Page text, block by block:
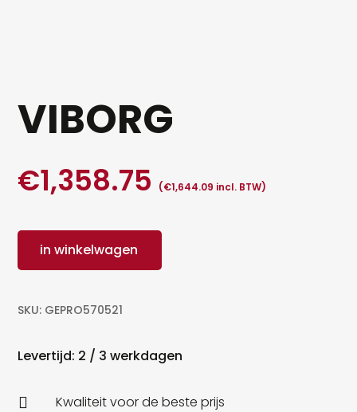
VIBORG
€1,358.75 (€1,644.09 incl. BTW)
in winkelwagen
SKU: GEPRO570521
Levertijd: 2 / 3 werkdagen
 Kwaliteit voor de beste prijs